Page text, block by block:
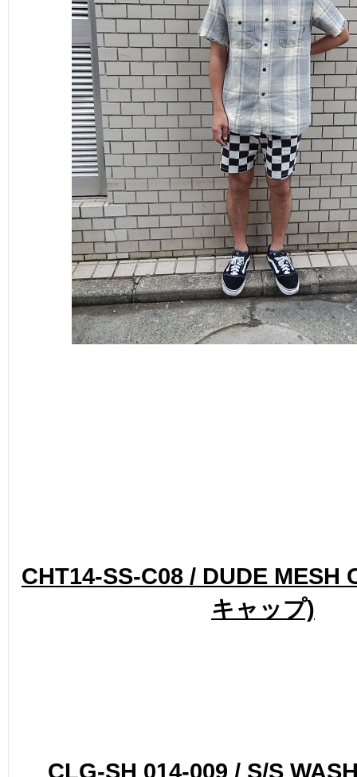
CHT14-SS-C08 / DUDE MESH
キャップ)
CLG-SH 014-009 / S/S